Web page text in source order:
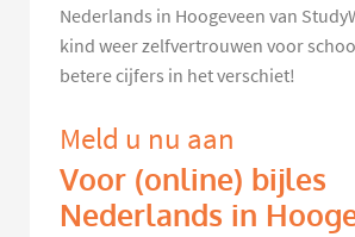
Nederlands in Hoogeveen van
kind weer zelfvertrouwen voor
betere cijfers in het verschiet!
Meld u nu aan
Voor (online) bijles
Nederlands in